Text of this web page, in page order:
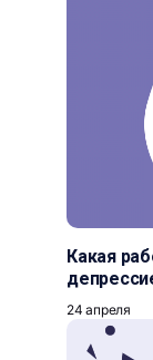
Какая
24 апреля